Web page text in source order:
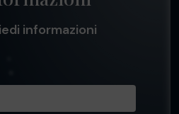
informazioni